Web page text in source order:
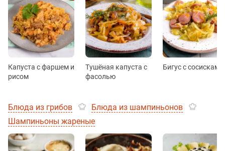
Капуста с фаршем и
рисом
Тушёная капуста с
фасолью
Бигус с сосисками
Блюда из грибов
Блюда из шампиньонов
Шампиньоны жареные